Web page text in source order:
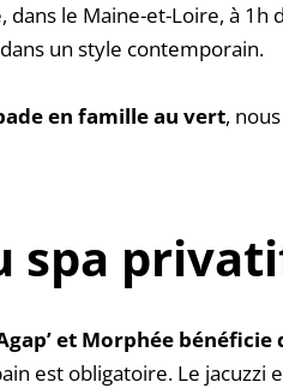
le Maine-et-Loire, à 1h
un style contemporain.
en famille au vert,
spa
et Morphée
est obligatoire. Le jacuzzi